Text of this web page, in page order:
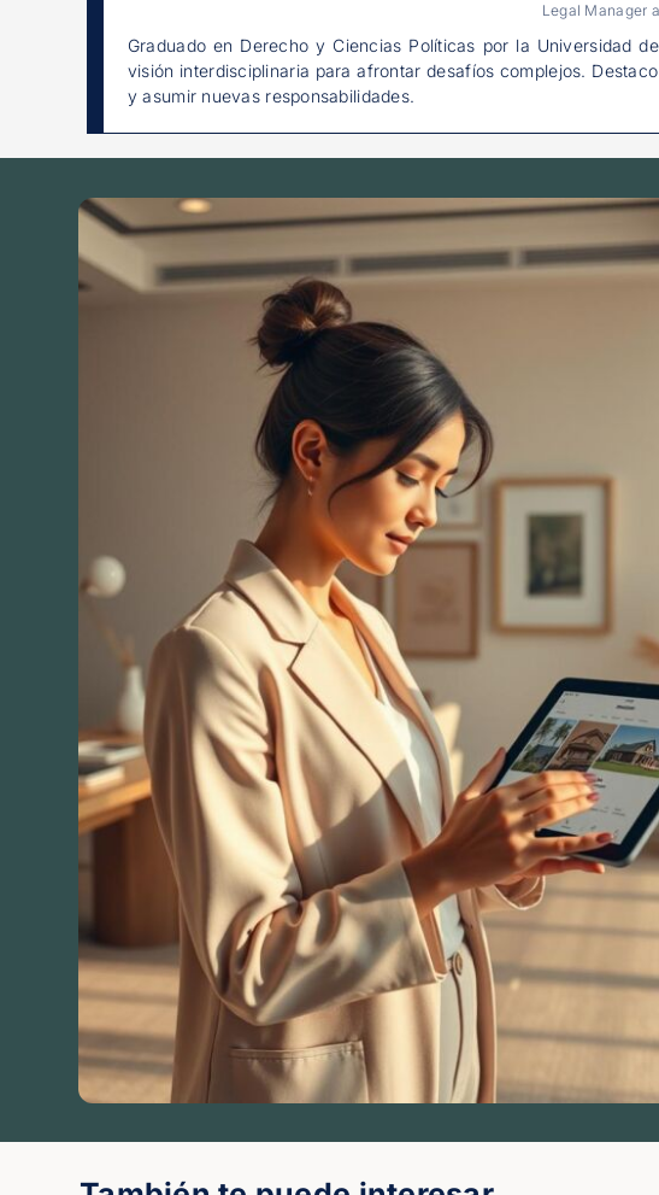
Legal Manager
Graduado en Derecho y Ciencias Políticas por la Universidad
visión interdisciplinaria para afrontar desafíos complejos.
y asumir nuevas responsabilidades.